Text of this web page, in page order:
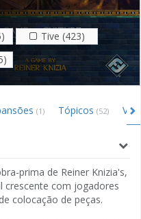
Tive (423)
(1) Tópicos (52)
prima de Reiner Knizia's,
crescente com jogadores
colocação de peças.